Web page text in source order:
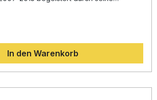
Motorrad-Weltmeisterschaft steht dieses
Leistungs-Verhältnis. Sie profitieren
Drehmomententfaltung, spürbarer
und einem kernig-satten Sound, der
DB-Killer regulierbar ist. Alle
Qualitätsstandards. Die Montage
In den Warenkorb